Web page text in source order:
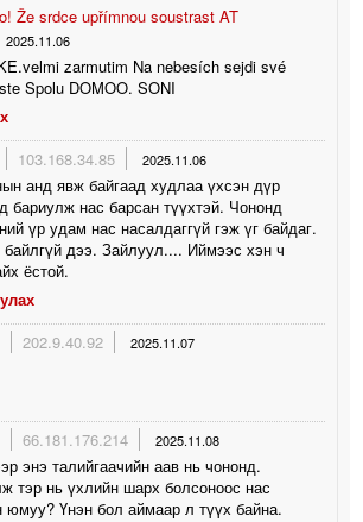
Že srdce upřímnou soustrast AT
2025.11.06
zarmutim Na nebesích sejdi své
Spolu DOMOO. SONI
103.168.34.85 2025.11.06
анд явж байгаад худлаа үхсэн дүр
бариулж нас барсан түүхтэй. Чононд
үр удам нас насалдаггүй гэж үг байдаг.
дээ. Зайлуул.... Иймээс хэн ч
ёстой.
202.9.40.92 2025.11.07
66.181.176.214 2025.11.08
энэ талийгаачийн аав нь чононд.
тэр нь үхлийн шарх болсоноос нас
юмуу? Үнэн бол аймаар л түүх байна.